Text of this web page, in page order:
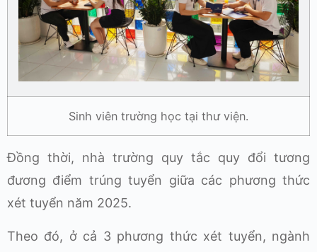
Sinh viên trường học tại thư viện.
Đồng thời, nhà trường quy tắc quy đổi tương
đương điểm trúng tuyển giữa các phương thức
xét tuyển năm 2025.
Theo đó, ở cả 3 phương thức xét tuyển, ngành